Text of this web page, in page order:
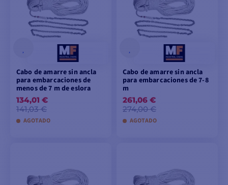
Cabo de amarre sin ancla
para embarcaciones de
menos de 7 m de eslora
134,01 €
141,03 €
AGOTADO
Cabo de amarre sin ancla
para embarcaciones de 7-8
m
261,06 €
274,00 €
AGOTADO